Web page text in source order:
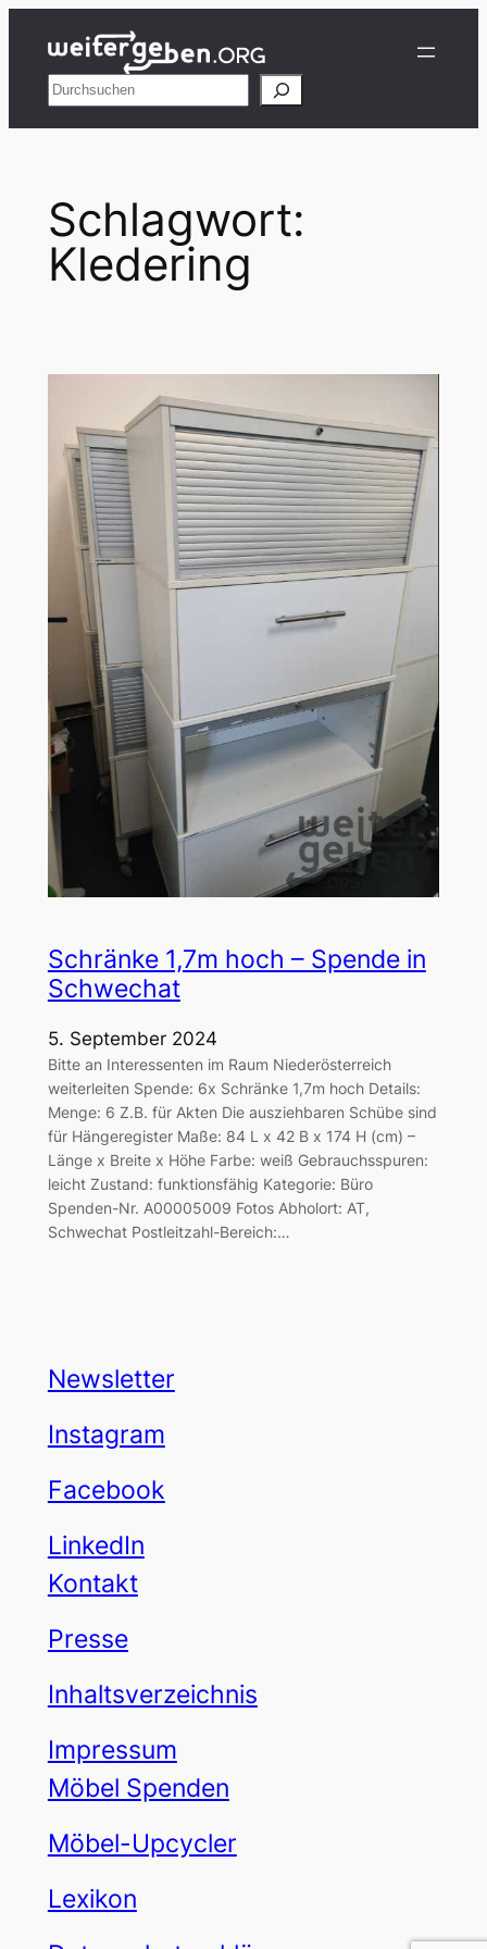
Inhalt
springenSuchen
Schlagwort:
Kledering
Schränke 1,7m hoch – Spende in
Schwechat
5. September 2024
Bitte an Interessenten im Raum Niederösterreich
weiterleiten Spende: 6x Schränke 1,7m hoch Details:
Menge: 6 Z.B. für Akten Die ausziehbaren Schübe sind
für Hängeregister Maße: 84 L x 42 B x 174 H (cm) –
Länge x Breite x Höhe Farbe: weiß Gebrauchsspuren:
leicht Zustand: funktionsfähig Kategorie: Büro
Spenden-Nr. A00005009 Fotos Abholort: AT,
Schwechat Postleitzahl-Bereich:…
Newsletter
Instagram
Facebook
LinkedIn
Kontakt
Presse
Inhaltsverzeichnis
Impressum
Möbel Spenden
Möbel-Upcycler
Lexikon